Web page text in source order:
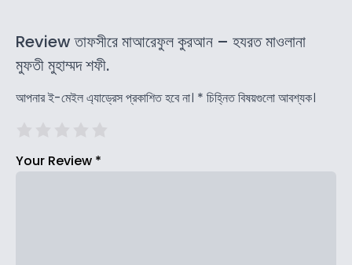
Review তাফসীরে মাআরেফুল কুরআন – হযরত মাওলানা
মুফতী মুহাম্মদ শফী.
আপনার ই-মেইল এ্যাড্রেস প্রকাশিত হবে না। * চিহ্নিত বিষয়গুলো আবশ্যক।
Your Review *